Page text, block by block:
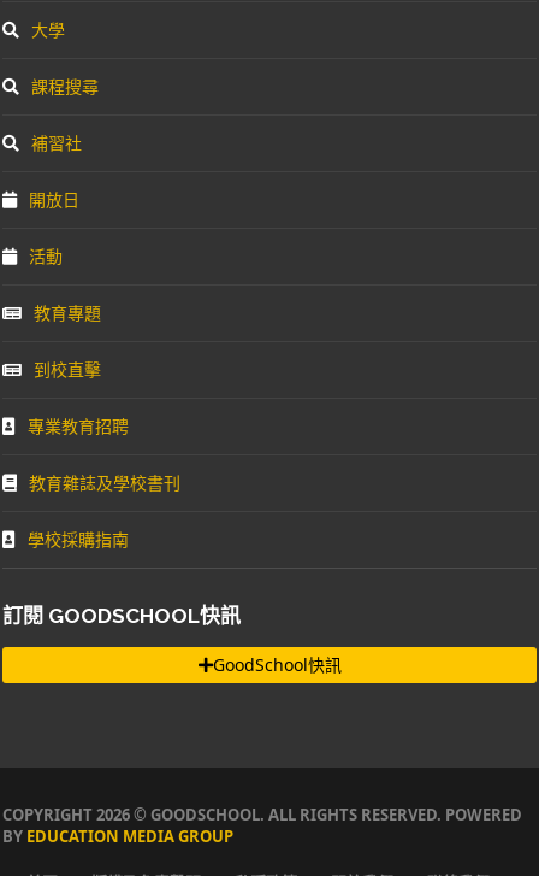
大學
課程搜尋
補習社
開放日
活動
教育專題
到校直擊
專業教育招聘
教育雜誌及學校書刊
學校採購指南
訂閱 GOODSCHOOL快訊
GoodSchool快訊
COPYRIGHT 2026 © GOODSCHOOL. ALL RIGHTS RESERVED. POWERED
BY EDUCATION MEDIA GROUP